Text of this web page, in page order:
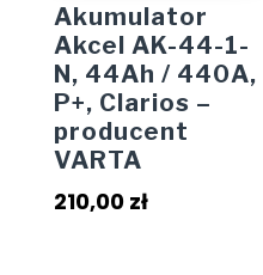
Akumulator
Akcel AK-44-1-
N, 44Ah / 440A,
P+, Clarios –
producent
VARTA
210,00 zł